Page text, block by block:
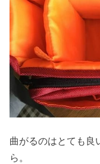
曲がるのはとても良
ら。